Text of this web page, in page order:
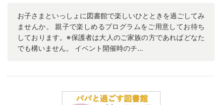
お子さまといっしょに図書館で楽しいひとときを過ごしてみ
ませんか。 親子で楽しめるプログラムをご用意してお待ち
しております。※保護者は大人のご家族の方であればどなた
でも構いません。 イベント開催時のチ...